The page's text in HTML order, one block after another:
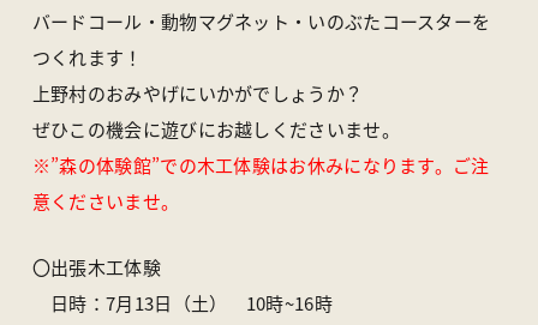
〒370-1617 群馬県多野郡上野村楢原310-1
一般社団法人 上野村産業情報センター
TEL 0274-20-7070
バードコール・動物マグネット・いのぶたコースターを
つくれます！
上野村のおみやげにいかがでしょうか？
ぜひこの機会に遊びにお越しくださいませ。
※”森の体験館”での木工体験はお休みになります。ご注
意くださいませ。
〇出張木工体験
日時：7月13日（土） 10時~16時